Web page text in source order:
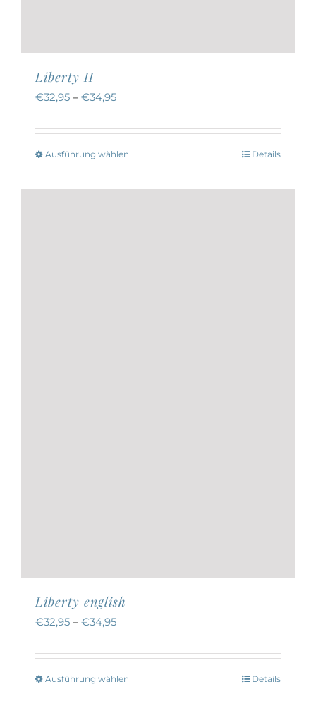
Liberty II
€32,95 – €34,95
Ausführung wählen Details
Liberty english
€32,95 – €34,95
Ausführung wählen Details